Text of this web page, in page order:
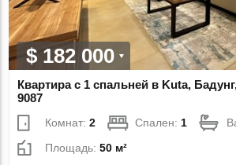
$ 182 000
Квартира с 1 спальней в Kuta,
9087
Комнат:2 Спален: 1
Площадь:50 м²